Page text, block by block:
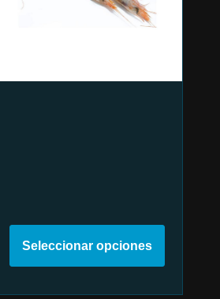
Seleccionar opciones